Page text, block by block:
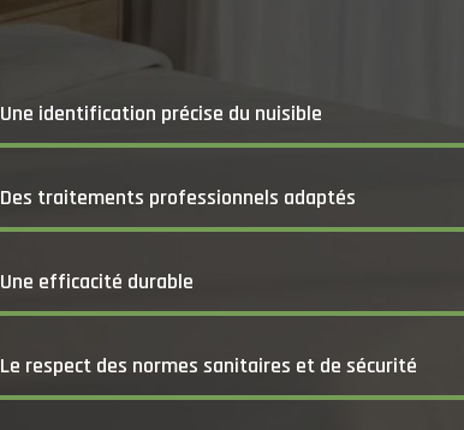
Une identification précise du nuisible
Des traitements professionnels adaptés
Une efficacité durable
Le respect des normes sanitaires et de sécurité